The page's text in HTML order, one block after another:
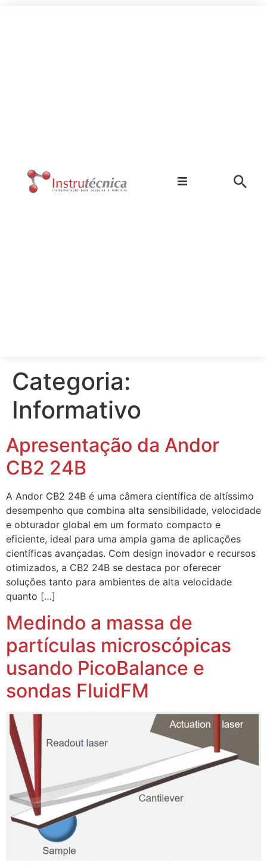
Categoria:
Informativo
Apresentação da Andor
CB2 24B
A Andor CB2 24B é uma câmera científica de altíssimo
desempenho que combina alta sensibilidade, velocidade
e obturador global em um formato compacto e
eficiente, ideal para uma ampla gama de aplicações
científicas avançadas. Com design inovador e recursos
otimizados, a CB2 24B se destaca por oferecer
soluções tanto para ambientes de alta velocidade
quanto […]
Medindo a massa de
partículas microscópicas
usando PicoBalance e
sondas FluidFM